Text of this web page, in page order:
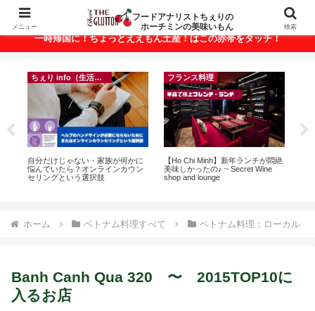
ベトナム・ホーチミンの美味いもんが満載！
一時帰国に！ちょっとええもん土産！はこの赤帯をタッチ！
ちぇり info（生活情報）
自分だけじゃない・家族が何かに
悩んでいたら？オンラインカウン
セリングという選択肢
フランス料理
【Ho Chi Minh】新年ランチが悶絶
美味しかったの♪ ~ Secret Wine
shop and lounge
ホーム ベトナム料理すべて ベトナム料理：ローカル
Banh Canh Qua 320 〜 2015TOP10に
入るお店
メニュー
フードアナリストちぇりの
ホーチミンの美味いもん
検索